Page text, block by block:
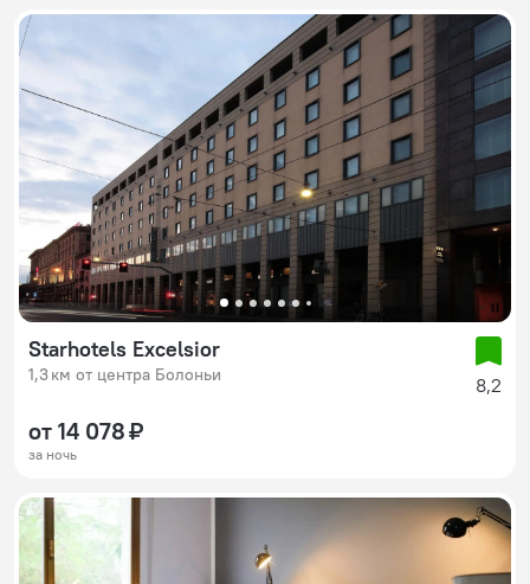
Starhotels Excelsior
1,3 км от центра Болоньи 8,2
от 14 078 ₽
за ночь